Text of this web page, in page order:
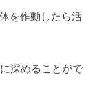
を作動したら活
深めることがで